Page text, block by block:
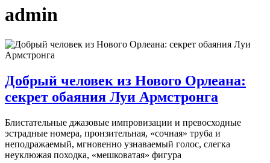
admin
Добрый человек из Нового Орлеана:
секрет обаяния Луи Армстронга
Блистательные джазовые импровизации и превосходные
эстрадные номера, пронзительная, «сочная» труба и
неподражаемый, мгновенно узнаваемый голос, слегка
неуклюжая походка, «мешковатая» фигура